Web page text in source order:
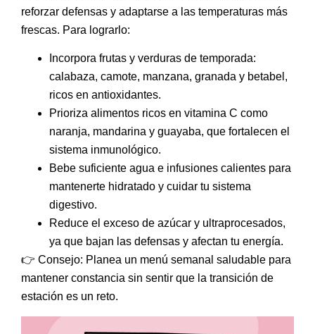
reforzar defensas y adaptarse a las temperaturas más
frescas. Para lograrlo:
Incorpora frutas y verduras de temporada:
calabaza, camote, manzana, granada y betabel,
ricos en antioxidantes.
Prioriza alimentos ricos en vitamina C como
naranja, mandarina y guayaba, que fortalecen el
sistema inmunológico.
Bebe suficiente agua e infusiones calientes para
mantenerte hidratado y cuidar tu sistema
digestivo.
Reduce el exceso de azúcar y ultraprocesados,
ya que bajan las defensas y afectan tu energía.
👉 Consejo: Planea un menú semanal saludable para
mantener constancia sin sentir que la transición de
estación es un reto.